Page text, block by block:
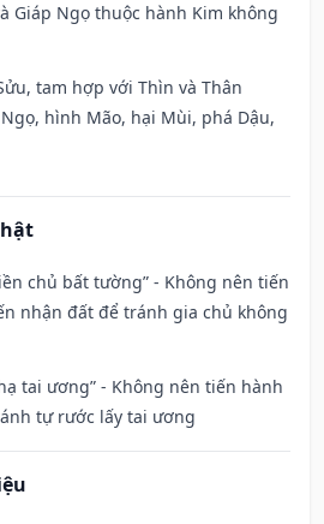
Giáp Ngọ thuộc hành Kim không
tam hợp với Thìn và Thân
hình Mão, hại Mùi, phá Dậu,
chủ bất tường” - Không nên tiến
nhận đất để tránh gia chủ không
tai ương” - Không nên tiến hành
tự rước lấy tai ương